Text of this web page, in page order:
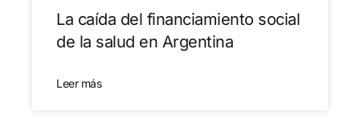
La caída del financiamiento social
de la salud en Argentina
Leer más